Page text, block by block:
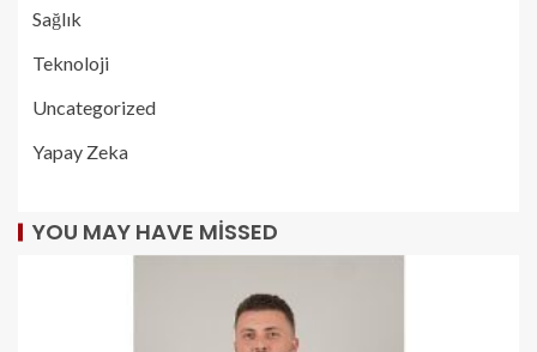
Sağlık
Teknoloji
Uncategorized
Yapay Zeka
YOU MAY HAVE MISSED